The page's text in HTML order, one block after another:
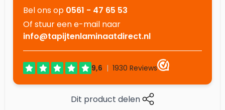
Bel ons op 0561 - 47 65 53
Of stuur een e-mail naar
info@tapijtenlaminaatdirect.nl
Dit product delen